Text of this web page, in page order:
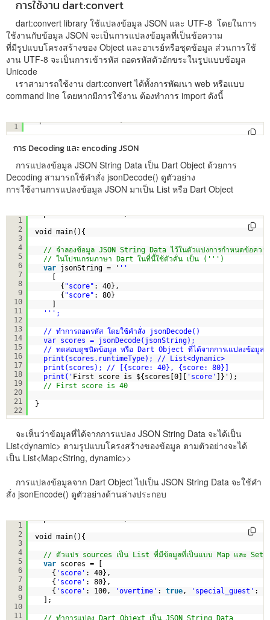
การใช้งาน dart:convert
dart:convert library ใช้แปลงข้อมูล JSON และ UTF-8 โดยในการ
ใช้งานกับข้อมูล JSON จะเป็นการแปลงข้อมูลที่เป็นข้อความ
ที่มีรูปแบบโครงสร้างของ Object และอาเรย์หรือชุดข้อมูล ส่วนการใช้
งาน UTF-8 จะเป็นการเข้ารหัส ถอดรหัสตัวอักขระในรูปแบบข้อมูล
Unicode
เราสามารถใช้งาน dart:convert ได้ทั้งการพัฒนา web หรือแบบ
command line โดยหากมีการใช้งาน ต้องทำการ import ดังนี้
1
import 'dart:convert';
การ Decoding และ encoding JSON
การแปลงข้อมูล JSON String Data เป็น Dart Object ด้วยการ
Decoding สามารถใช้คำสั่ง jsonDecode() ดูตัวอย่าง
การใช้งานการแปลงข้อมูล JSON มาเป็น List หรือ Dart Object
1
2
3
4
5
6
7
8
9
10
11
12
13
14
15
16
17
18
19
20
21
22
import 'dart:convert';
void main(){
// จำลองข้อมูล JSON String Data ไว้ในตัวแบ่งการกำหนดข้อควา
// ในโปรแกรมภาษา Dart ในที่นี้ใช้ตัวคั่น เป็น (''')
var jsonString = ' ''
{ "score" : 40},
{ "score" : 80}
'' ';
// ทำการถอดรหัส โดยใช้คำสั่ง jsonDecode()
var scores = jsonDecode(jsonString);
// ทดสอบดูชนิดข้อมูล หรือ Dart Object ที่ได้จากการเแปลงข้อมูล
print(scores.runtimeType); // List<dynamic>
print(scores); // [{score: 40}, {score: 80}]
print(' First score is ${scores[0][ 'score'
]}');
// First score is 40
}
จะเห็นว่าข้อมูลที่ได้จากการแปลง JSON String Data จะได้เป็น
List<dynamic> ตามรูปแบบโครงสร้างของข้อมูล ตามตัวอย่างจะได้
เป็น List<Map<String, dynamic>>
การแปลงข้อมูลจาก Dart Object ไปเป็น JSON String Data จะใช้คำ
สั่ง jsonEncode() ดูตัวอย่างด้านล่างประกอบ
1
2
3
4
5
6
7
8
9
10
11
import 'dart:convert';
void main(){
// ตัวแปร sources เป็น List ที่มีข้อมูลที่เป็นแบบ Map และ Set
var scores = [
{ 'score' : 40},
{ 'score' : 80},
{ 'score' : 100, 'overtime' : true, 'special_guest' :
];
// ทำการแปลง Dart Objext เป็น JSON String Data